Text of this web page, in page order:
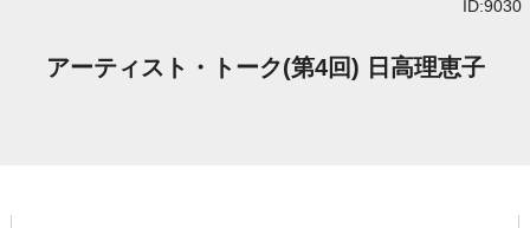
ID:9030
アーティスト・トーク(第4回) 日高理恵子